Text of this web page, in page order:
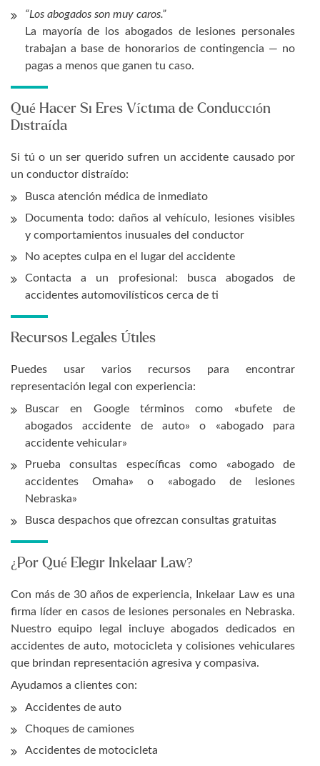
“Los abogados son muy caros.”
La mayoría de los abogados de lesiones personales
trabajan a base de honorarios de contingencia — no
pagas a menos que ganen tu caso.
Qué Hacer Si Eres Víctima de Conducción
Distraída
Si tú o un ser querido sufren un accidente causado por
un conductor distraído:
Busca atención médica de inmediato
Documenta todo: daños al vehículo, lesiones visibles
y comportamientos inusuales del conductor
No aceptes culpa en el lugar del accidente
Contacta a un profesional: busca abogados de
accidentes automovilísticos cerca de ti
Recursos Legales Útiles
Puedes usar varios recursos para encontrar
representación legal con experiencia:
Buscar en Google términos como «bufete de
abogados accidente de auto» o «abogado para
accidente vehicular»
Prueba consultas específicas como «abogado de
accidentes Omaha» o «abogado de lesiones
Nebraska»
Busca despachos que ofrezcan consultas gratuitas
¿Por Qué Elegir Inkelaar Law?
Con más de 30 años de experiencia, Inkelaar Law es una
firma líder en casos de lesiones personales en Nebraska.
Nuestro equipo legal incluye abogados dedicados en
accidentes de auto, motocicleta y colisiones vehiculares
que brindan representación agresiva y compasiva.
Ayudamos a clientes con:
Accidentes de auto
Choques de camiones
Accidentes de motocicleta